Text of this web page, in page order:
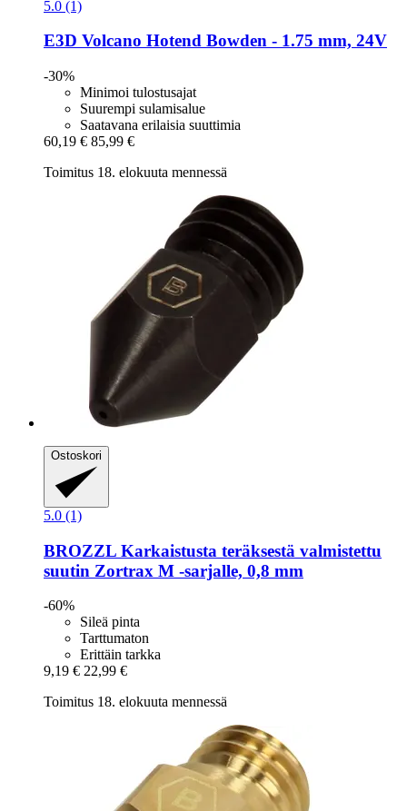
5.0 (1)
E3D Volcano Hotend Bowden -​ 1.75 mm, 24V
-30%
Minimoi tulostusajat
Suurempi sulamisalue
Saatavana erilaisia suuttimia
60,19 € 85,99 €
Toimitus 18. elokuuta mennessä
Ostoskori
5.0 (1)
BROZZL Karkaistusta teräksestä valmistettu
suutin Zortrax M -​sarjalle, 0,8 mm
-60%
Sileä pinta
Tarttumaton
Erittäin tarkka
9,19 € 22,99 €
Toimitus 18. elokuuta mennessä